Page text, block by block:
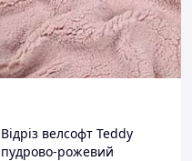
Відріз велсофт Teddy
пудрово-рожевий